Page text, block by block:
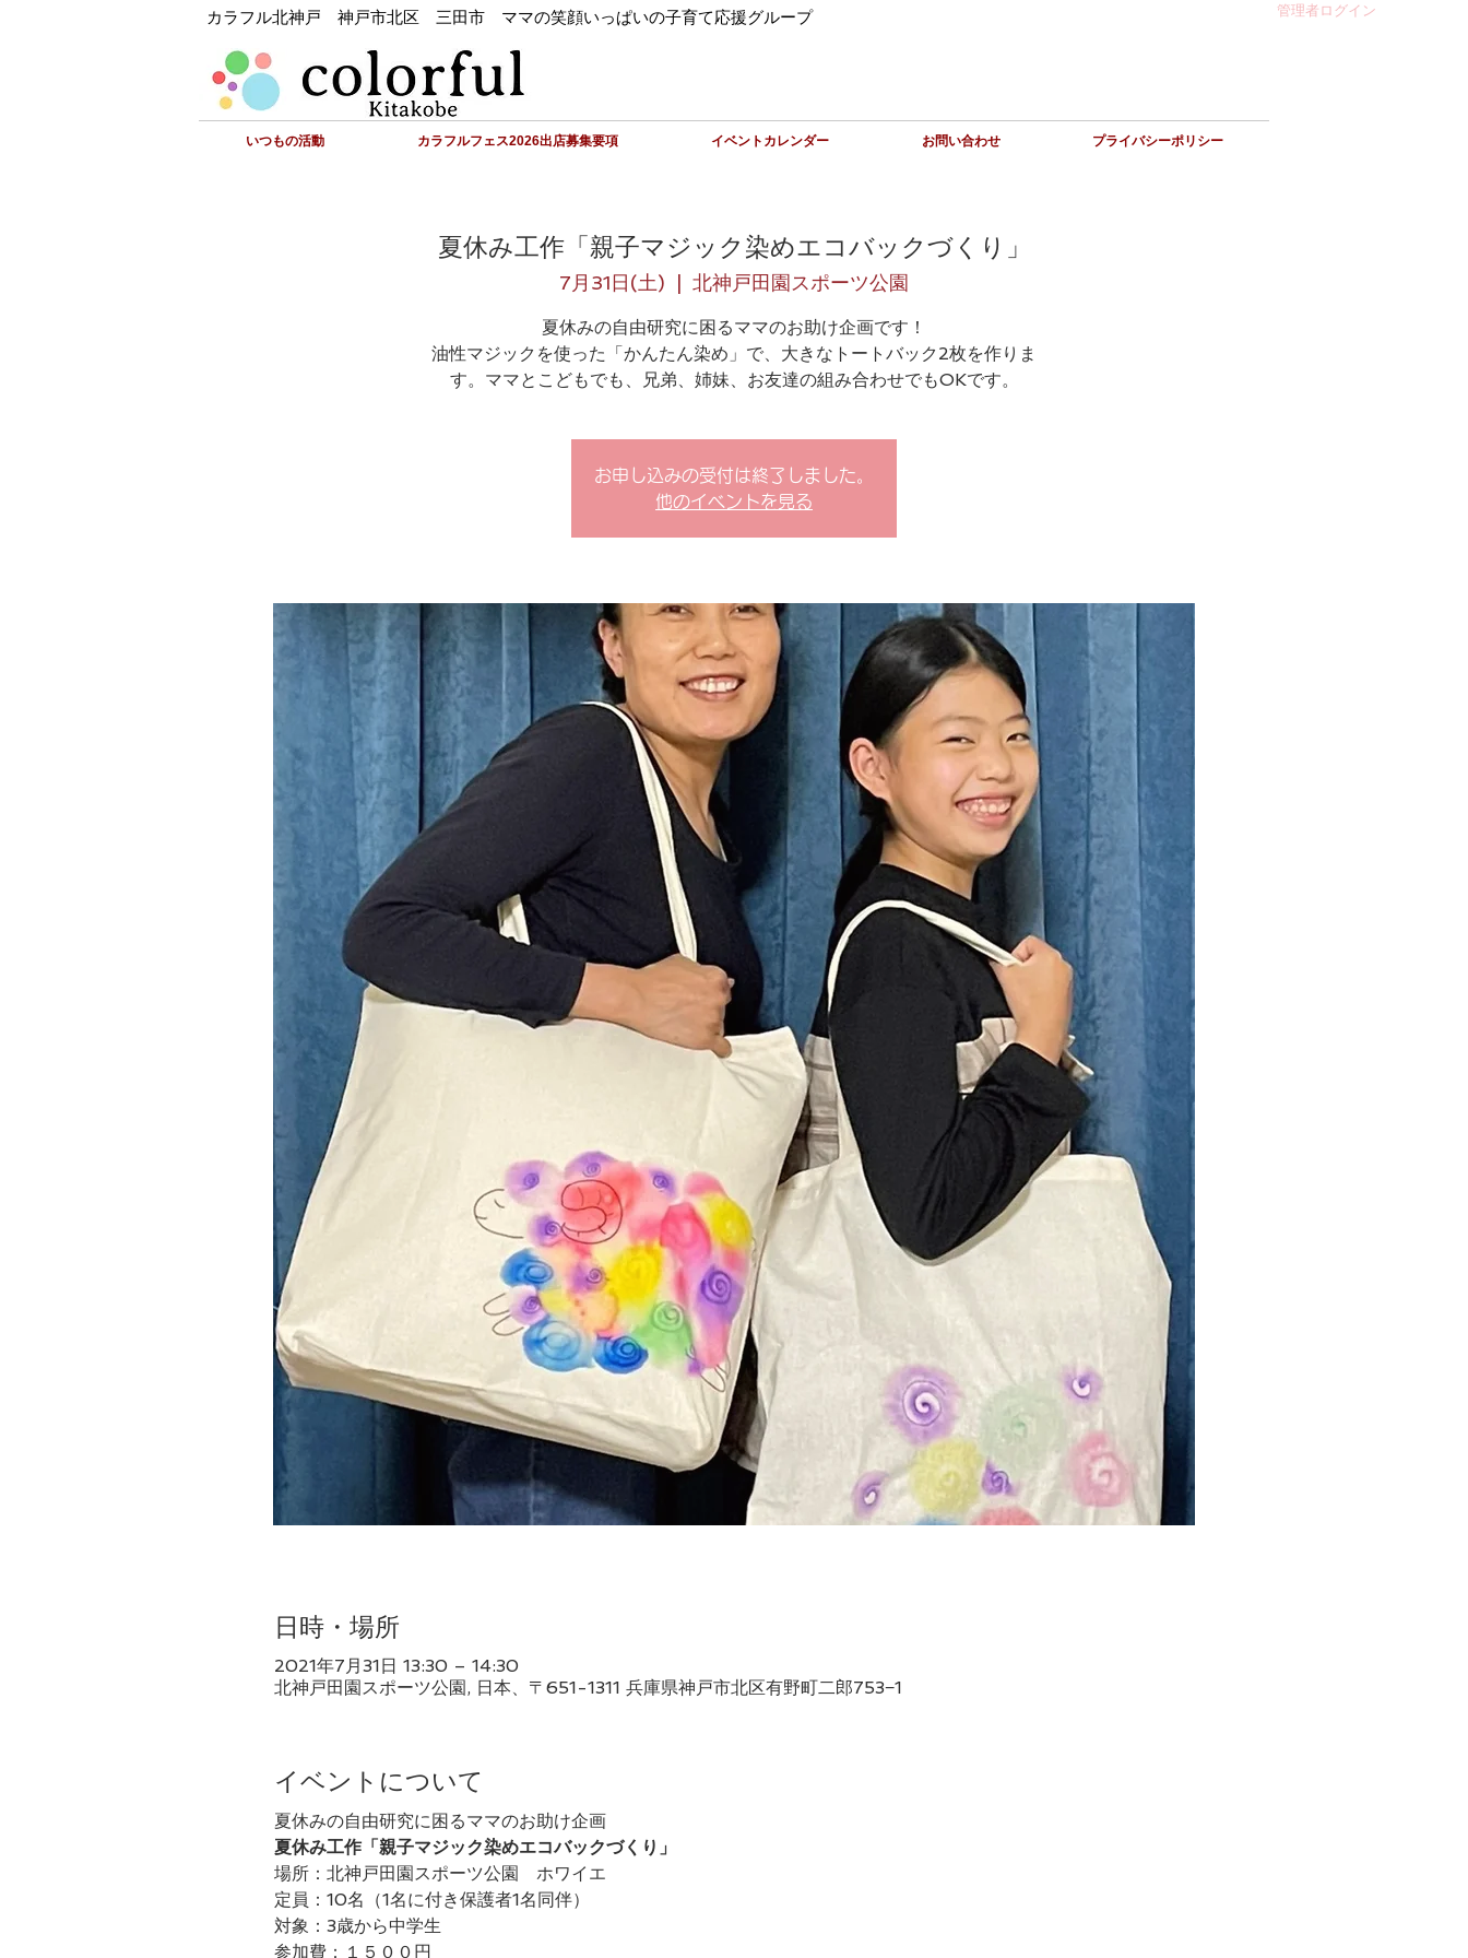
カラフル北神戸 神戸市北区 三田市 ママの笑顔いっぱいの子育て応援グループ 管理者ログイン
いつもの活動 カラフルフェス2026出店募集要項 イベントカレンダー お問い合わせ プライバシーポリシー
夏休み工作「親子マジック染めエコバックづくり」
7月31日(土) 北神戸田園スポーツ公園
夏休みの自由研究に困るママのお助け企画です！
油性マジックを使った「かんたん染め」で、大きなトートバック2枚を作りま
す。ママとこどもでも、兄弟、姉妹、お友達の組み合わせでもOKです。
お申し込みの受付は終了しました。
他のイベントを見る
日時・場所
2021年7月31日 13:30 – 14:30
北神戸田園スポーツ公園, 日本、〒651-1311 兵庫県神戸市北区有野町二郎753−1
イベントについて
夏休みの自由研究に困るママのお助け企画
夏休み工作「親子マジック染めエコバックづくり」
場所：北神戸田園スポーツ公園　ホワイエ
定員：10名（1名に付き保護者1名同伴）
対象：3歳から中学生
参加費：１５００円